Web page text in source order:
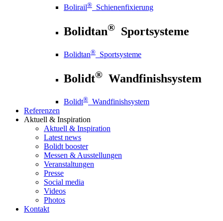
Bolirail® Schienenfixierung
Bolidtan® Sportsysteme
Bolidtan® Sportsysteme
Bolidt® Wandfinishsystem
Bolidt® Wandfinishsystem
Referenzen
Aktuell & Inspiration
Aktuell & Inspiration
Latest news
Bolidt booster
Messen & Ausstellungen
Veranstaltungen
Presse
Social media
Videos
Photos
Kontakt